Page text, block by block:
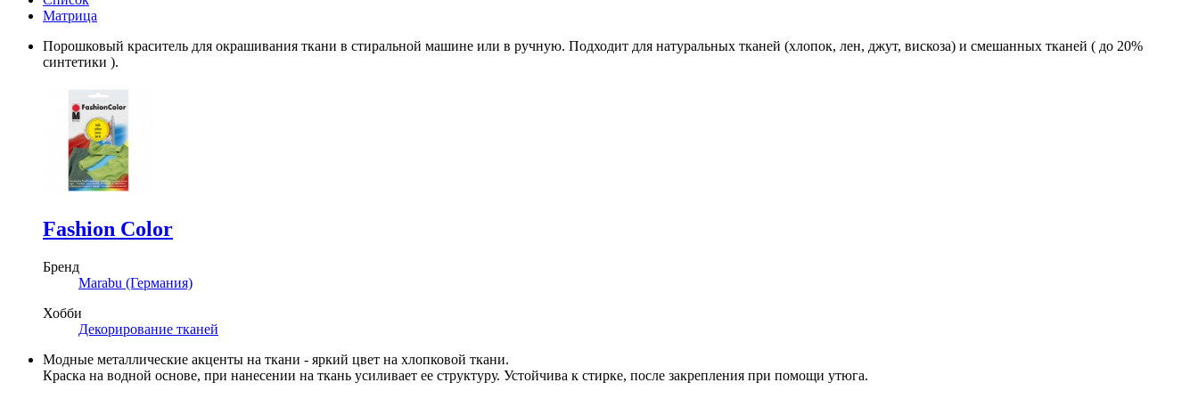
Матрица
Порошковый краситель для окрашивания ткани в стиральной машине или в ручную. Подходит для натуральных тканей (хлопок, лен, джут, вискоза) и смешанных тканей ( до 20%
синтетики ).
Fashion Color
Бренд
Marabu (Германия)
Хобби
Декорирование тканей
Модные металлические акценты на ткани - яркий цвет на хлопковой ткани.
Краска на водной основе, при нанесении на ткань усиливает ее структуру. Устойчива к стирке, после закрепления при помощи утюга.